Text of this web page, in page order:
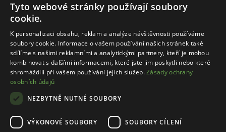
Společnost Wojas
Rady
Tyto webové stránky používají soubory
cookie.
K personalizaci obsahu, reklam a analýze návštěvnosti používáme
soubory cookie. Informace o vašem používání našich stránek také
sdílíme s našimi reklamními a analytickými partnery, kteří je mohou
kombinovat s dalšími informacemi, které jste jim poskytli nebo které
shromáždili při vašem používání jejich služeb.Zásady ochrany
osobních údajů
NEZBYTNĚ NUTNÉ SOUBORY
VÝKONOVÉ SOUBORY SOUBORY CÍLENÍ